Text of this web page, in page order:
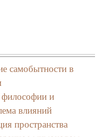
самобытности в
философии и
влияний
пространства